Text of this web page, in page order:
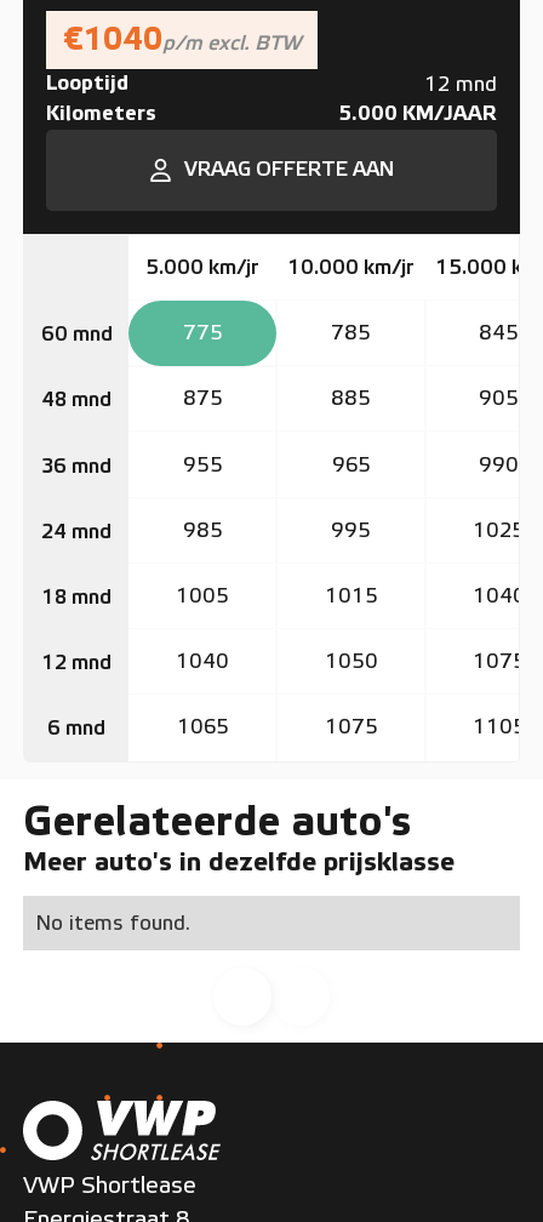
€1040p/m excl. BTW
Looptijd
12 mnd
Kilometers 5.000 KM/JAAR
VRAAG OFFERTE AAN
60 mnd
48 mnd
36 mnd
24 mnd
18 mnd
12 mnd
6 mnd
5.000 km/jr 10.000 km/jr 15.000
775 785 845
875 885 905
955 965 990
985 995 1025
1005 1015 1040
1040 1050 1075
1065 1075 1105
Gerelateerde auto's
Meer auto's in dezelfde prijsklasse
No items found.
VWP Shortlease